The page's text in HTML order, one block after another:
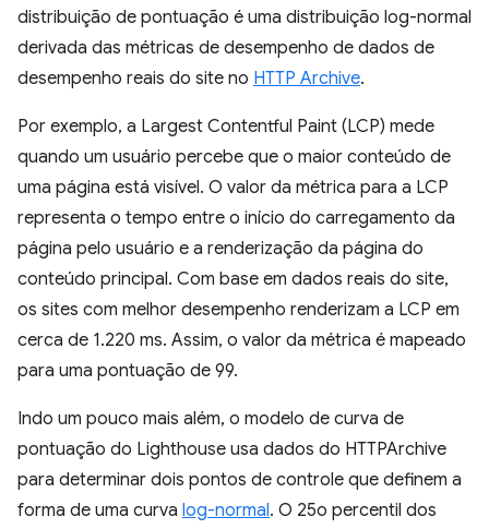
distribuição de pontuação é uma distribuição log-normal
derivada das métricas de desempenho de dados de
desempenho reais do site no HTTP Archive.
Por exemplo, a Largest Contentful Paint (LCP) mede
quando um usuário percebe que o maior conteúdo de
uma página está visível. O valor da métrica para a LCP
representa o tempo entre o início do carregamento da
página pelo usuário e a renderização da página do
conteúdo principal. Com base em dados reais do site,
os sites com melhor desempenho renderizam a LCP em
cerca de 1.220 ms. Assim, o valor da métrica é mapeado
para uma pontuação de 99.
Indo um pouco mais além, o modelo de curva de
pontuação do Lighthouse usa dados do HTTPArchive
para determinar dois pontos de controle que definem a
forma de uma curva log-normal. O 25o percentil dos